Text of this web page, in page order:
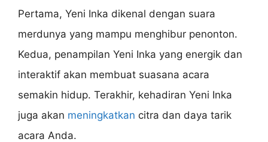
Pertama, Yeni Inka dikenal dengan suara
merdunya yang mampu menghibur penonton.
Kedua, penampilan Yeni Inka yang energik dan
interaktif akan membuat suasana acara
semakin hidup. Terakhir, kehadiran Yeni Inka
juga akan meningkatkan citra dan daya tarik
acara Anda.